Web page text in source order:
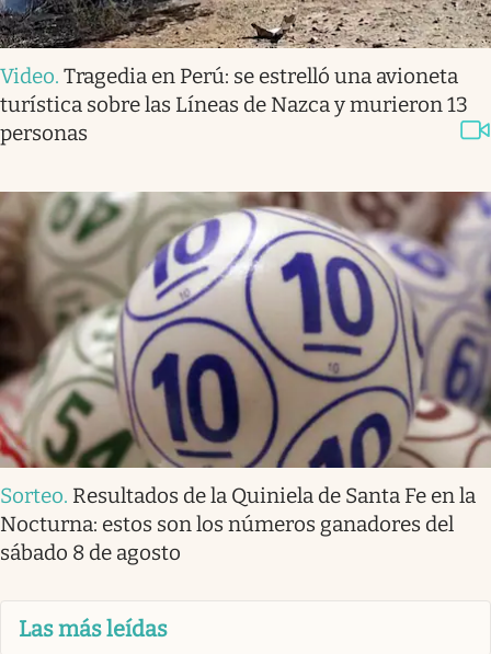
Video. Tragedia en Perú: se estrelló una avioneta
turística sobre las Líneas de Nazca y murieron 13
personas
Sorteo. Resultados de la Quiniela de Santa Fe en la
Nocturna: estos son los números ganadores del
sábado 8 de agosto
Las más leídas